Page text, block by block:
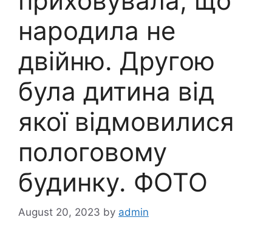
народила не
двійню. Другою
була дитина від
якої відмовилися
пологовому
будинку. ФОТО
August 20, 2023 by admin